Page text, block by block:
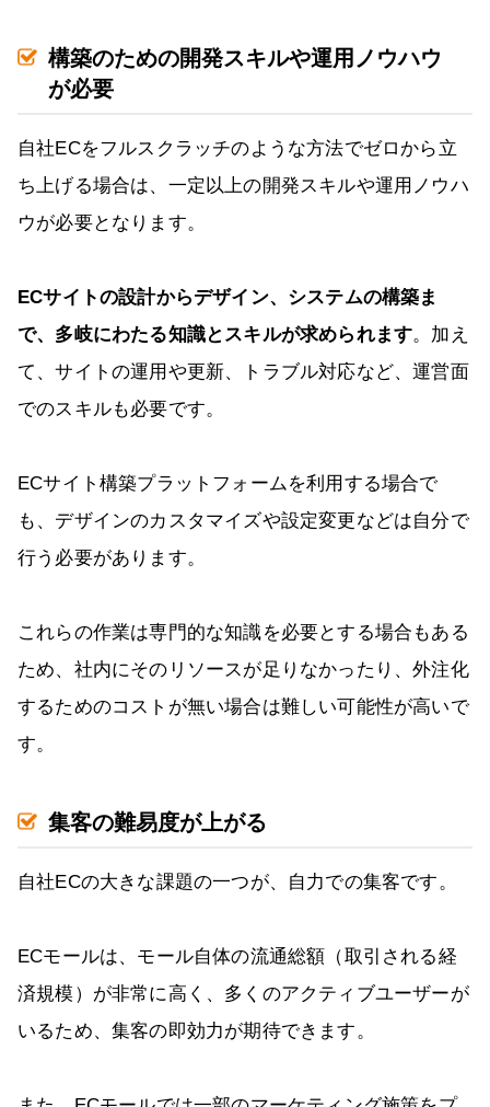
構築のための開発スキルや運用ノウハウ
が必要
自社ECをフルスクラッチのような方法でゼロから立
ち上げる場合は、一定以上の開発スキルや運用ノウハ
ウが必要となります。
ECサイトの設計からデザイン、システムの構築ま
で、多岐にわたる知識とスキルが求められます。加え
て、サイトの運用や更新、トラブル対応など、運営面
でのスキルも必要です。
ECサイト構築プラットフォームを利用する場合で
も、デザインのカスタマイズや設定変更などは自分で
行う必要があります。
これらの作業は専門的な知識を必要とする場合もある
ため、社内にそのリソースが足りなかったり、外注化
するためのコストが無い場合は難しい可能性が高いで
す。
集客の難易度が上がる
自社ECの大きな課題の一つが、自力での集客です。
ECモールは、モール自体の流通総額（取引される経
済規模）が非常に高く、多くのアクティブユーザーが
いるため、集客の即効力が期待できます。